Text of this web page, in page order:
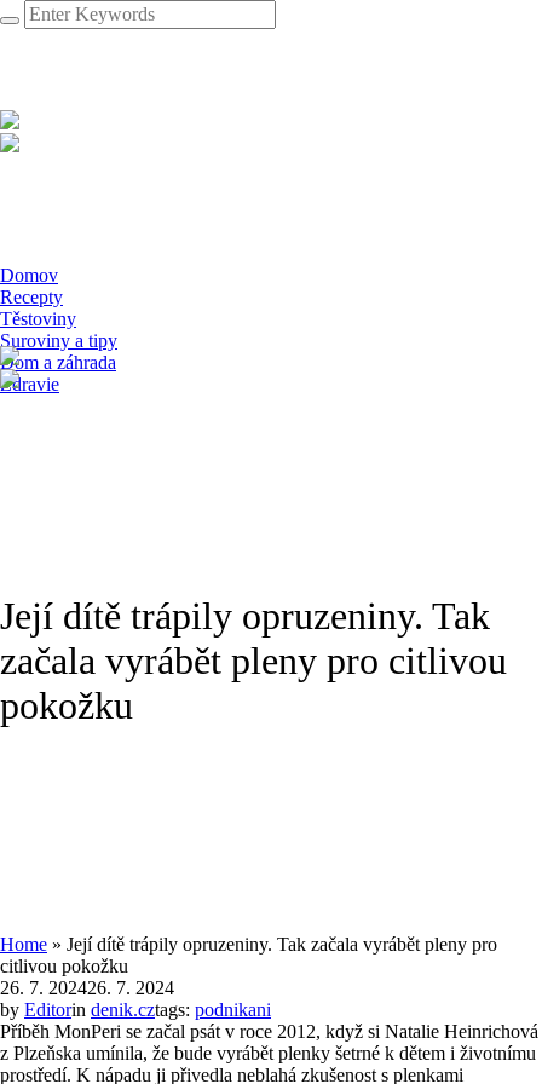
Domov
Recepty
Těstoviny
Suroviny a tipy
Dom a záhrada
Zdravie
Její dítě trápily opruzeniny. Tak
začala vyrábět pleny pro citlivou
pokožku
Home » Její dítě trápily opruzeniny. Tak začala vyrábět pleny pro
citlivou pokožku
26. 7. 202426. 7. 2024
by Editorin denik.cztags: podnikani
Příběh MonPeri se začal psát v roce 2012, když si Natalie Heinrichová
z Plzeňska umínila, že bude vyrábět plenky šetrné k dětem i životnímu
prostředí. K nápadu ji přivedla neblahá zkušenost s plenkami